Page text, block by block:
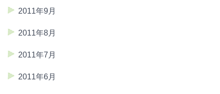
2011年9月
2011年8月
2011年7月
2011年6月